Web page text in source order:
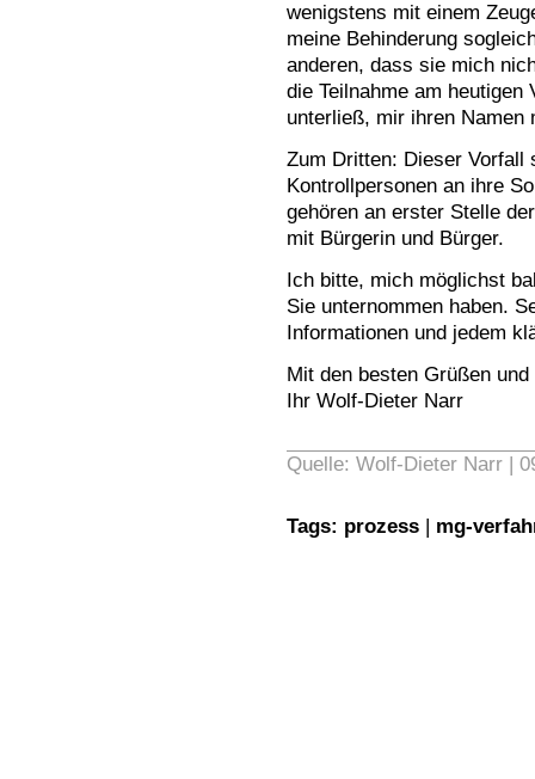
wenigstens mit einem
meine Behinderung
anderen, dass sie mich
die Teilnahme am heutigen
unterließ, mir ihren Namen
Zum Dritten: Dieser Vorfall
Kontrollpersonen an ihre
gehören an erster Stelle
mit Bürgerin und Bürger.
Ich bitte, mich möglichst
Sie unternommen haben.
Informationen und jedem
Mit den besten Grüßen
Ihr Wolf-Dieter Narr
Quelle: Wolf-Dieter Narr |
Tags: prozess | mg-